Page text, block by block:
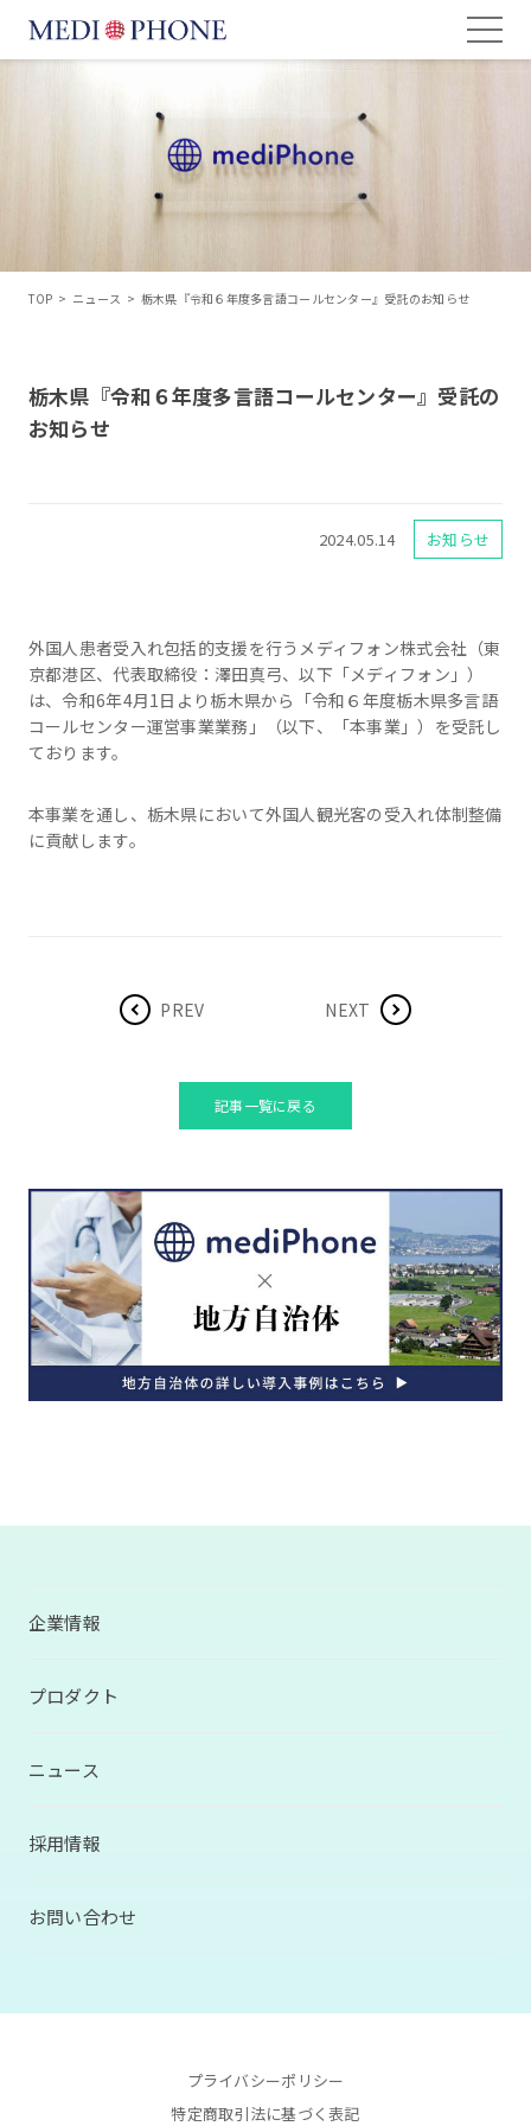
TOP > ニュース > 栃木県『令和６年度多言語コールセンター』受託のお知らせ
栃木県『令和６年度多言語コールセンター』受託の
お知らせ
2024.05.14 お知らせ
外国人患者受入れ包括的支援を行うメディフォン株式会社（東
京都港区、代表取締役：澤田真弓、以下「メディフォン」）
は、令和6年4月1日より栃木県から「令和６年度栃木県多言語
コールセンター運営事業業務」（以下、「本事業」）を受託し
ております。
本事業を通し、栃木県において外国人観光客の受入れ体制整備
に貢献します。
PREV NEXT
記事一覧に戻る
企業情報
プロダクト
ニュース
採用情報
お問い合わせ
プライバシーポリシー
特定商取引法に基づく表記